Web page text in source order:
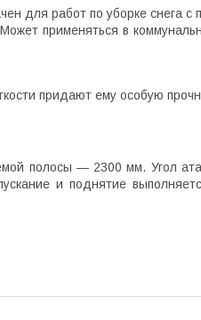
для работ по уборке снега с
применяться в
придают ему особую
полосы — 2300 мм. Угол
и поднятие